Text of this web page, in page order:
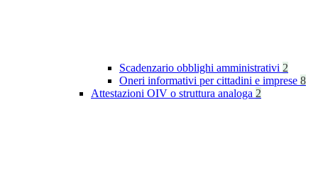
Scadenzario obblighi amministrativi 2
Oneri informativi per cittadini e imprese 8
Attestazioni OIV o struttura analoga 2